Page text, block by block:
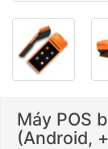
Máy POS
(Android,